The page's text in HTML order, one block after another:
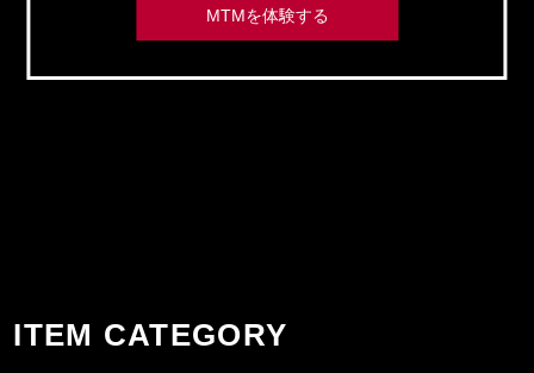
MTMを体験する
ITEM CATEGORY